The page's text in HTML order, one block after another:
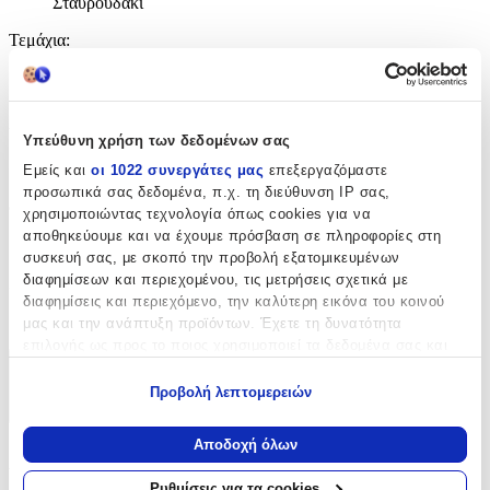
Υπεύθυνη χρήση των δεδομένων σας
Εμείς και οι 1022 συνεργάτες μας επεξεργαζόμαστε
προσωπικά σας δεδομένα, π.χ. τη διεύθυνση IP σας,
χρησιμοποιώντας τεχνολογία όπως cookies για να
αποθηκεύουμε και να έχουμε πρόσβαση σε πληροφορίες στη
συσκευή σας, με σκοπό την προβολή εξατομικευμένων
διαφημίσεων και περιεχομένου, τις μετρήσεις σχετικά με
διαφημίσεις και περιεχόμενο, την καλύτερη εικόνα του κοινού
μας και την ανάπτυξη προϊόντων. Έχετε τη δυνατότητα
Να συλλέξουμε πληροφορίες σχετικά με τη γεωγραφική
σας τοποθεσία, οι οποίες μπορεί να είναι ακριβείς σε
απόσταση μερικών μέτρων
Προβολή λεπτομερειών
Αποδοχή όλων
Τεμάχια:
Υλικό:
Υφασμάτινο
Φύλο:
Αγόρι
Χρώμα:
Τιρκουάζ
Χαρακτηριστικά